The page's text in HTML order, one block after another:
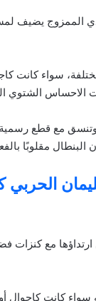
الممزوج يضيف
الاحساس الشتوي
مع قطع
مقلوبًا
مع كنزات
2026 بتتميز بالتنوع